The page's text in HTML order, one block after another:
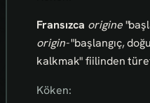
Fransızca origine
origin-"başlangıç,
kalkmak" fiilinden
Köken: